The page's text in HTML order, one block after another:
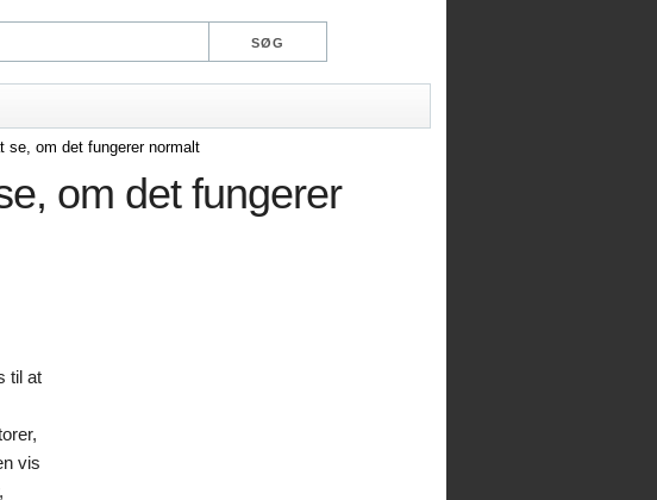
se, om det fungerer normalt
om det fungerer
til at
vis